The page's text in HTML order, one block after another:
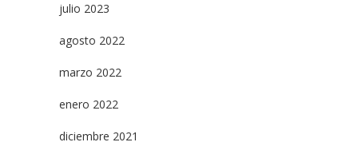
julio 2023
agosto 2022
marzo 2022
enero 2022
diciembre 2021